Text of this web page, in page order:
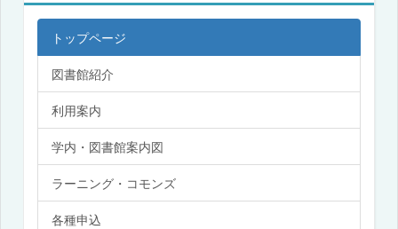
トップページ
図書館紹介
利用案内
学内・図書館案内図
ラーニング・コモンズ
各種申込